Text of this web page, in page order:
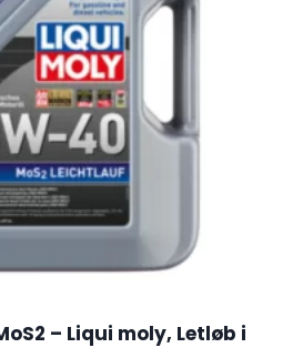
– Liqui moly, Letløb i